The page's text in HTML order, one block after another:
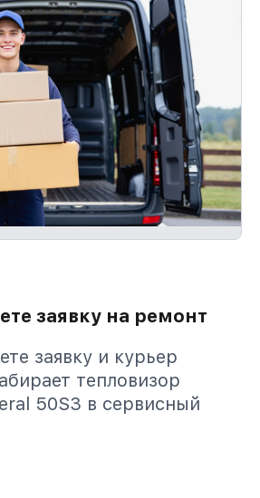
заявку на ремонт
заявку и курьер
тепловизор
50S3 в сервисный